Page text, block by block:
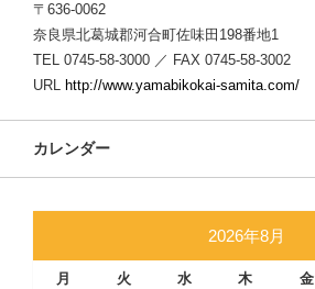
〒636-0062
奈良県北葛城郡河合町佐味田198番地1
TEL 0745-58-3000 ／ FAX 0745-58-3002
URL http://www.yamabikokai-samita.com/
カレンダー
2026年8月
月 火 水 木 金